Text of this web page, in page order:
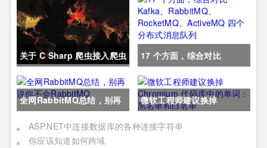
关于 C Sharp 爬虫接入爬虫
dialing 的代码
17 个方面，综合对比
Kafka、RabbitMQ、
RocketMQ、ActiveMQ 四
个分布式消息队列
全网RabbitMQ总结，别再
说你不会RabbitMQ
微软工程师建议换掉
Chromium 代码库中的单
ASP.NET中连接数据库的各种连接字符串
你应该知道如何跨域